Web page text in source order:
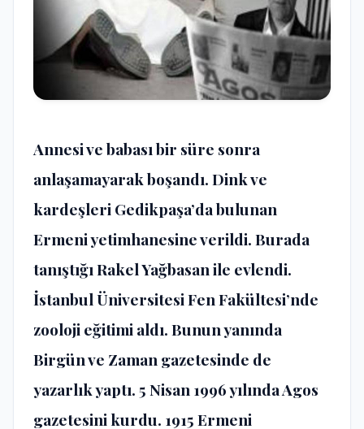
Annesi ve babası bir süre sonra
anlaşamayarak boşandı. Dink ve
kardeşleri Gedikpaşa’da bulunan
Ermeni yetimhanesine verildi. Burada
tanıştığı Rakel Yağbasan ile evlendi.
İstanbul Üniversitesi Fen Fakültesi’nde
zooloji eğitimi aldı. Bunun yanında
Birgün ve Zaman gazetesinde de
yazarlık yaptı. 5 Nisan 1996 yılında Agos
gazetesini kurdu. 1915 Ermeni